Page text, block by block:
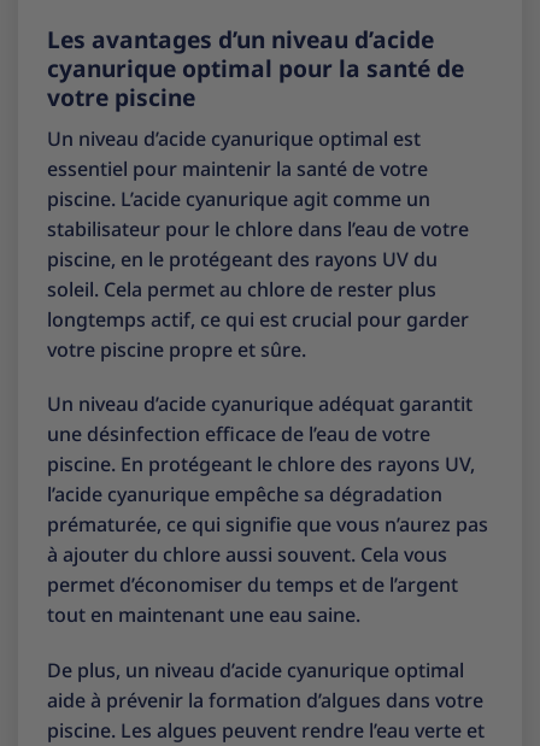
Les avantages d’un niveau d’acide
cyanurique optimal pour la santé de
votre piscine
Un niveau d’acide cyanurique optimal est
essentiel pour maintenir la santé de votre
piscine. L’acide cyanurique agit comme un
stabilisateur pour le chlore dans l’eau de votre
piscine, en le protégeant des rayons UV du
soleil. Cela permet au chlore de rester plus
longtemps actif, ce qui est crucial pour garder
votre piscine propre et sûre.
Un niveau d’acide cyanurique adéquat garantit
une désinfection efficace de l’eau de votre
piscine. En protégeant le chlore des rayons UV,
l’acide cyanurique empêche sa dégradation
prématurée, ce qui signifie que vous n’aurez pas
à ajouter du chlore aussi souvent. Cela vous
permet d’économiser du temps et de l’argent
tout en maintenant une eau saine.
De plus, un niveau d’acide cyanurique optimal
aide à prévenir la formation d’algues dans votre
piscine. Les algues peuvent rendre l’eau verte et